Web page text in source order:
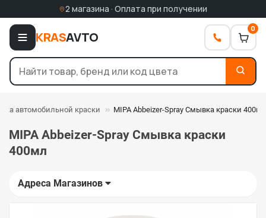
2 магазина · Оплата при получении
KRASAVTO
0
автомобильной краски MIPA Abbeizer-Spray Смывка краски 400мл
MIPA Abbeizer-Spray Смывка краски
400мл
Адреса Магазинов